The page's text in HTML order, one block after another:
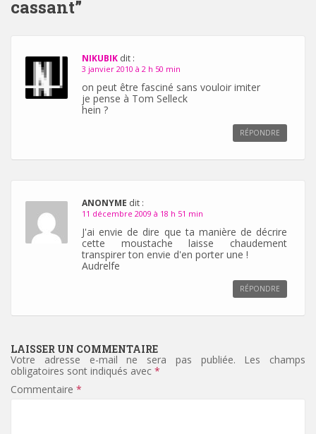
cassant”
NIKUBIK dit :
3 janvier 2010 à 2 h 50 min
on peut être fasciné sans vouloir imiter
je pense à Tom Selleck
hein ?
RÉPONDRE
ANONYME dit :
11 décembre 2009 à 18 h 51 min
J'ai envie de dire que ta manière de décrire
cette moustache laisse chaudement
transpirer ton envie d'en porter une !
Audrelfe
RÉPONDRE
LAISSER UN COMMENTAIRE
Votre adresse e-mail ne sera pas publiée.
Les champs
obligatoires sont indiqués avec *
Commentaire *